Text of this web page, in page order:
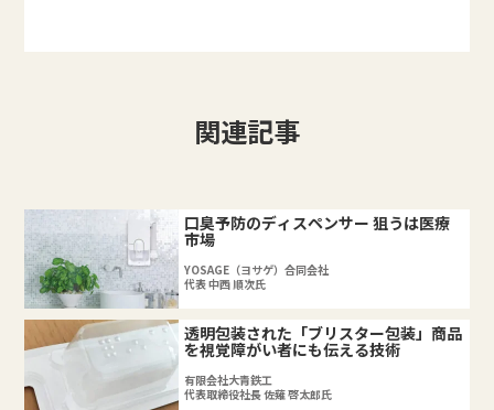
関連記事
口臭予防のディスペンサー 狙うは医療
市場
YOSAGE（ヨサゲ）合同会社
代表 中西 順次氏
透明包装された「ブリスター包装」商品
を視覚障がい者にも伝える技術
有限会社大青鉄工
代表取締役社長 佐薙 啓太郎氏